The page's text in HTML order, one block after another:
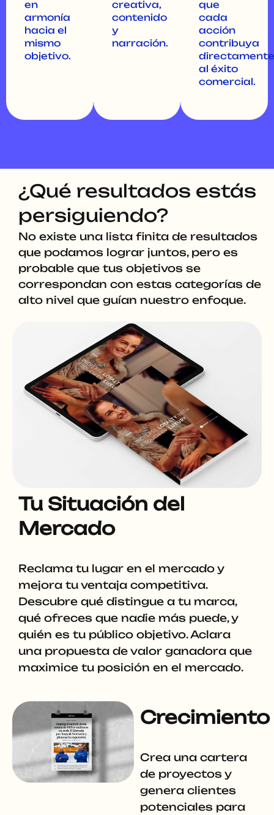
en
armonía
hacia el
mismo
objetivo.
creativa,
contenido
y
narración.
que
cada
acción
contribuya
al éxito
comercial.
¿Qué resultados estás
persiguiendo?
No existe una lista finita de resultados
que podamos lograr juntos, pero es
probable que tus objetivos se
correspondan con estas categorías de
alto nivel que guían nuestro enfoque.
Tu Situación del
Mercado
Reclama tu lugar en el mercado y
mejora tu ventaja competitiva.
Descubre qué distingue a tu marca,
qué ofreces que nadie más puede, y
quién es tu público objetivo. Aclara
una propuesta de valor ganadora que
maximice tu posición en el mercado.
Crecimiento
Crea una cartera
de proyectos y
genera clientes
potenciales para